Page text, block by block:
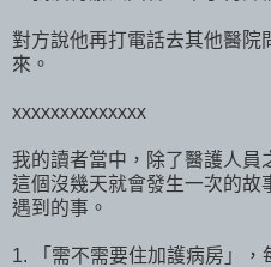
對方說他再打電話去其他醫院
來。
xxxxxxxxxxxxxx
我的讀者當中，除了醫護人員
這個沒幾天就會發生一次的故
遇到的事。
1. 「需不需要住加護病房」